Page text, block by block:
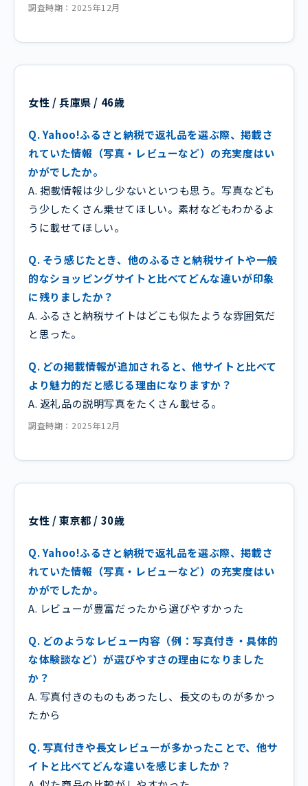
調査時期：2025年12月
女性 / 兵庫県 / 46歳
Q. Yahoo!ふるさと納税で返礼品を選ぶ際、掲載さ
れていた情報（写真・レビューなど）の充実度はい
かがでしたか。
A. 掲載情報は少し少ないといつも思う。写真なども
う少したくさん乗せてほしい。素材などもわかるよ
うに載せてほしい。
Q. そう感じたとき、他のふるさと納税サイトや一般
的なショッピングサイトと比べてどんな違いが印象
に残りましたか？
A. ふるさと納税サイトはどこも似たような雰囲気だ
と思った。
Q. どの掲載情報が追加されると、他サイトと比べて
より魅力的だと感じる理由になりますか？
A. 返礼品の説明写真をたくさん載せる。
調査時期：2025年12月
女性 / 東京都 / 30歳
Q. Yahoo!ふるさと納税で返礼品を選ぶ際、掲載さ
れていた情報（写真・レビューなど）の充実度はい
かがでしたか。
A. レビューが豊富だったから選びやすかった
Q. どのようなレビュー内容（例：写真付き・具体的
な体験談など）が選びやすさの理由になりました
か？
A. 写真付きのものもあったし、長文のものが多かっ
たから
Q. 写真付きや長文レビューが多かったことで、他サ
イトと比べてどんな違いを感じましたか？